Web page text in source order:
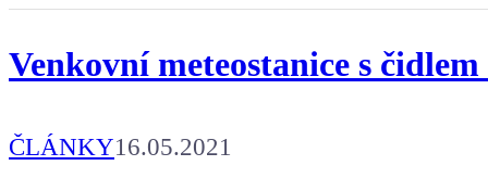
Venkovní meteostanice s
ČLÁNKY16.05.2021